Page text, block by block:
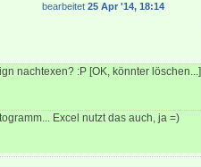
bearbeitet 25 Apr '14, 18:14
nachtexen? :P [OK, könnter löschen...]
Excel nutzt das auch, ja =)